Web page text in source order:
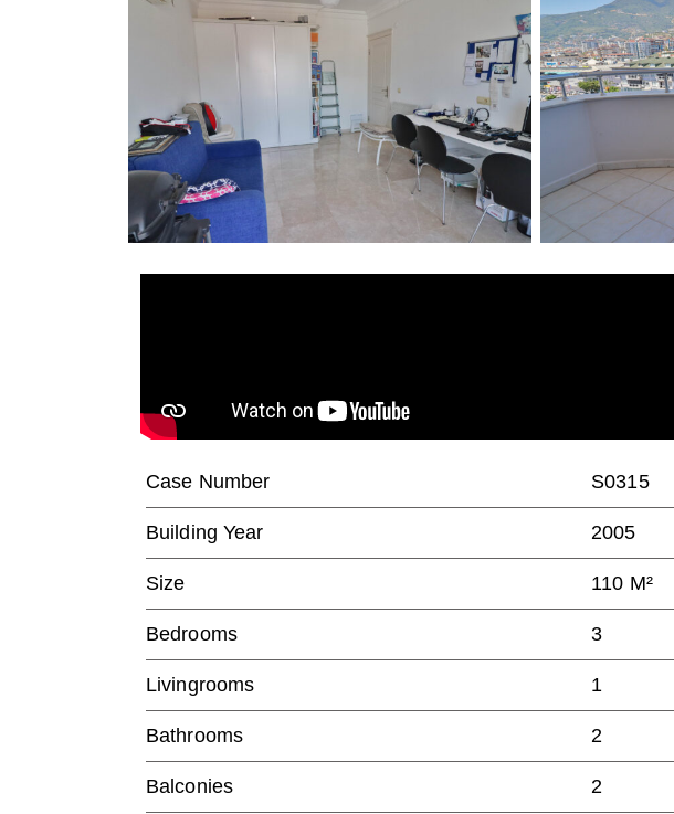
Case Number
Building Year
Size
Bedrooms
Livingrooms
Bathrooms
Balconies
S0315
2005
110 M²
3
1
2
2